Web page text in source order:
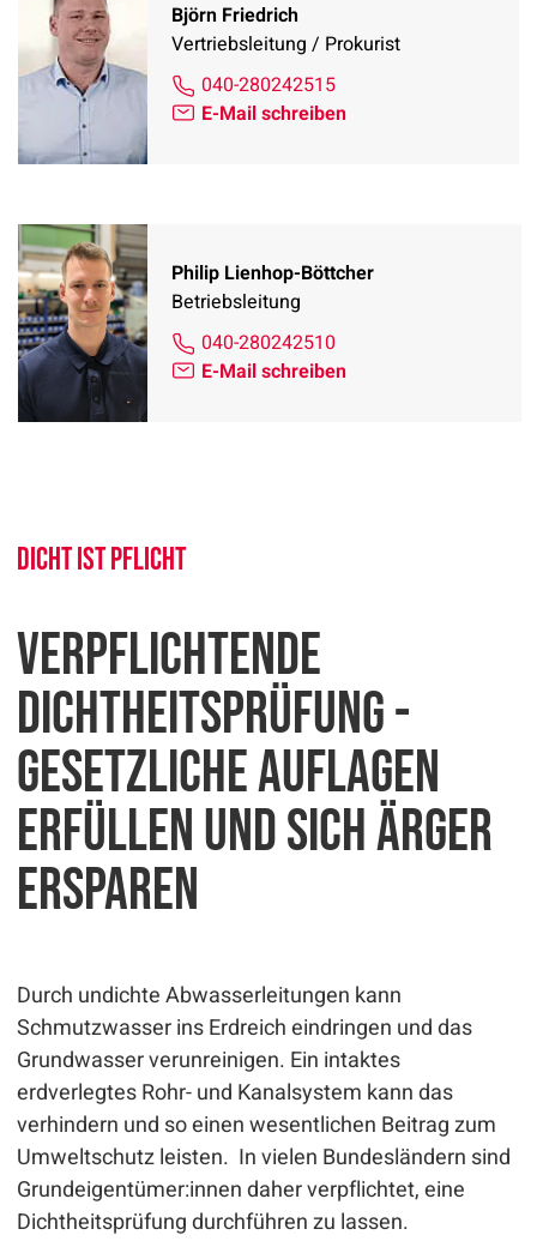
Björn Friedrich
Vertriebsleitung / Prokurist
040-280242515
E-Mail schreiben
Philip Lienhop-Böttcher
Betriebsleitung
040-280242510
E-Mail schreiben
Dicht ist Pflicht
Verpflichtende
Dichtheitsprüfung -
gesetzliche Auflagen
erfüllen und sich Ärger
ersparen
Durch undichte Abwasserleitungen kann
Schmutzwasser ins Erdreich eindringen und das
Grundwasser verunreinigen. Ein intaktes
erdverlegtes Rohr- und Kanalsystem kann das
verhindern und so einen wesentlichen Beitrag zum
Umweltschutz leisten. In vielen Bundesländern sind
Grundeigentümer:innen daher verpflichtet, eine
Dichtheitsprüfung durchführen zu lassen.